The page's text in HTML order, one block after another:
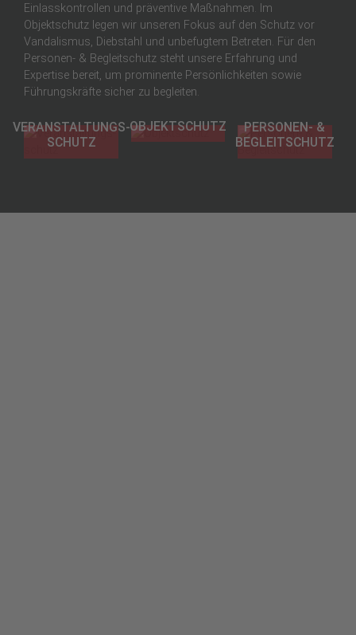
Einlasskontrollen und präventive Maßnahmen. Im
Objektschutz legen wir unseren Fokus auf den Schutz vor
Vandalismus, Diebstahl und unbefugtem Betreten. Für den
Personen- & Begleitschutz steht unsere Erfahrung und
Expertise bereit, um prominente Persönlichkeiten sowie
Führungskräfte sicher zu begleiten.
VERANSTALTUNGS­
SCHUTZ
OBJEKTSCHUTZ
PERSONEN- &
BEGLEITSCHUTZ